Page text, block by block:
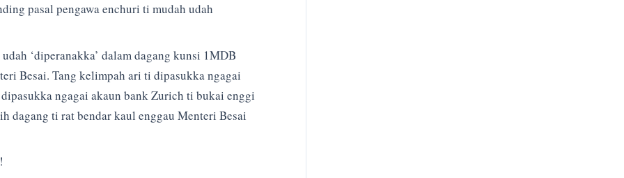
pasal pengawa enchuri ti mudah udah
‘diperanakka’ dalam dagang kunsi 1MDB
Besai. Tang kelimpah ari ti dipasukka ngagai
ngagai akaun bank Zurich ti bukai enggi
dagang ti rat bendar kaul enggau Menteri Besai